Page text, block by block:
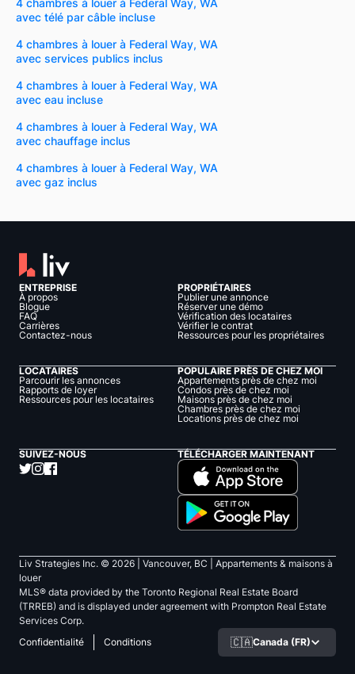
4 chambres à louer à Federal Way, WA
avec télé par câble incluse
4 chambres à louer à Federal Way, WA
avec services publics inclus
4 chambres à louer à Federal Way, WA
avec eau incluse
4 chambres à louer à Federal Way, WA
avec chauffage inclus
4 chambres à louer à Federal Way, WA
avec gaz inclus
ENTREPRISE
À propos
Blogue
FAQ
Carrières
Contactez-nous
PROPRIÉTAIRES
Publier une annonce
Réserver une démo
Vérification des locataires
Vérifier le contrat
Ressources pour les propriétaires
LOCATAIRES
Parcourir les annonces
Rapports de loyer
Ressources pour les locataires
POPULAIRE PRÈS DE CHEZ MOI
Appartements près de chez moi
Condos près de chez moi
Maisons près de chez moi
Chambres près de chez moi
Locations près de chez moi
SUIVEZ-NOUS TÉLÉCHARGER MAINTENANT
Liv Strategies Inc. © 2026 | Vancouver, BC |
Appartements & maisons à
louer
MLS® data provided by the Toronto Regional Real Estate Board
(TRREB) and is displayed under agreement with Prompton Real Estate
Services Corp.
Confidentialité
Conditions 🇨🇦Canada (FR)